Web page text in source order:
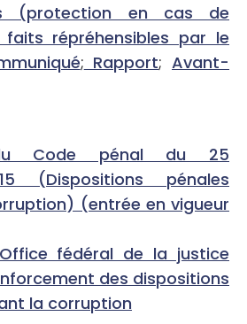
(protection en cas de
répréhensibles par le
; Rapport;Avant-
Code pénal du 25
(Dispositions pénales
(entrée en vigueur
fédéral de la justice
des dispositions
la corruption